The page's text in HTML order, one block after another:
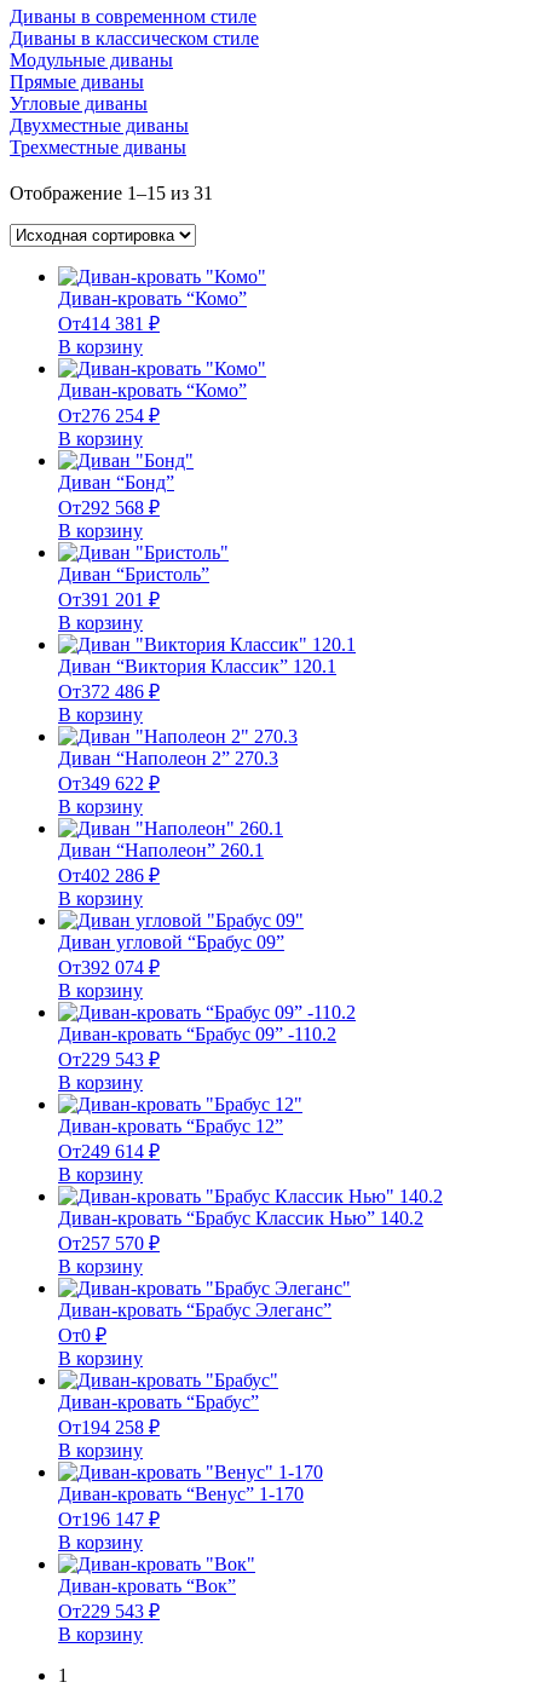
Диваны в современном стиле
Диваны в классическом стиле
Модульные диваны
Прямые диваны
Угловые диваны
Двухместные диваны
Трехместные диваны
Отображение 1–15 из 31
Диван-кровать “Комо”
От414 381 ₽
В корзину
Диван-кровать “Комо”
От276 254 ₽
В корзину
Диван “Бонд”
От292 568 ₽
В корзину
Диван “Бристоль”
От391 201 ₽
В корзину
Диван “Виктория Классик” 120.1
От372 486 ₽
В корзину
Диван “Наполеон 2” 270.3
От349 622 ₽
В корзину
Диван “Наполеон” 260.1
От402 286 ₽
В корзину
Диван угловой “Брабус 09”
От392 074 ₽
В корзину
Диван-кровать “Брабус 09” -110.2
От229 543 ₽
В корзину
Диван-кровать “Брабус 12”
От249 614 ₽
В корзину
Диван-кровать “Брабус Классик Нью” 140.2
От257 570 ₽
В корзину
Диван-кровать “Брабус Элеганс”
От0 ₽
В корзину
Диван-кровать “Брабус”
От194 258 ₽
В корзину
Диван-кровать “Венус” 1-170
От196 147 ₽
В корзину
Диван-кровать “Вок”
От229 543 ₽
В корзину
1